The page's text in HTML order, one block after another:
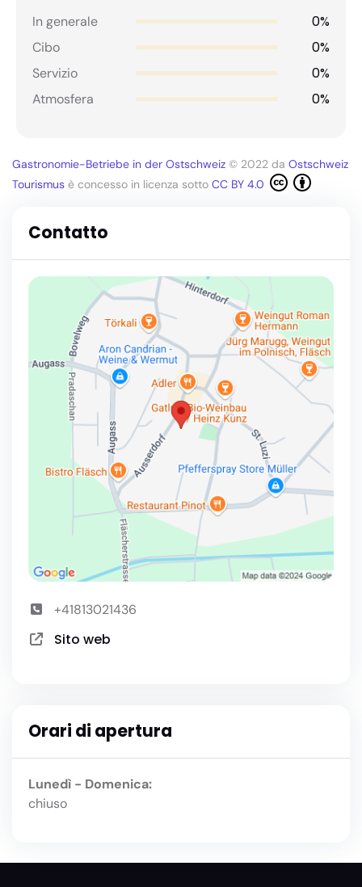
In generale 0%
Cibo 0%
Servizio 0%
Atmosfera 0%
Gastronomie-Betriebe in der Ostschweiz © 2022 da Ostschweiz
Tourismus è concesso in licenza sotto CC BY 4.0
Contatto
+41813021436
Sito web
Orari di apertura
Lunedì - Domenica:
chiuso